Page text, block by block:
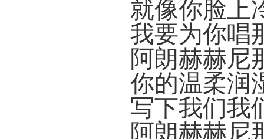
就像你脸上
我要为你唱
阿朗赫赫尼
你的温柔润
写下我们我
阿朗赫赫尼